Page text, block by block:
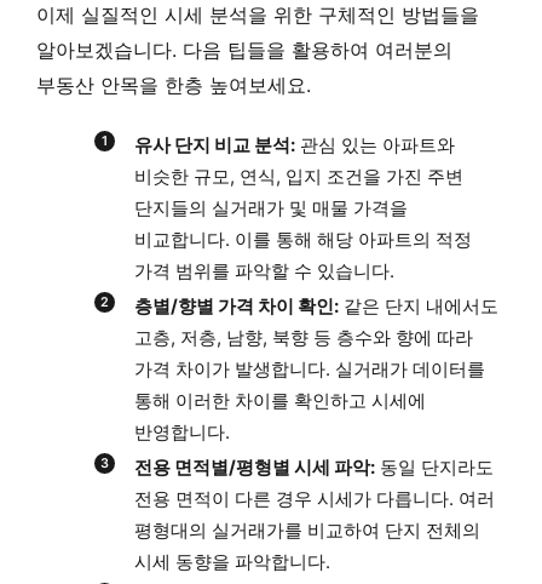
이제 실질적인 시세 분석을 위한 구체적인 방법들을
알아보겠습니다. 다음 팁들을 활용하여 여러분의
부동산 안목을 한층 높여보세요.
유사 단지 비교 분석: 관심 있는 아파트와
비슷한 규모, 연식, 입지 조건을 가진 주변
단지들의 실거래가 및 매물 가격을
비교합니다. 이를 통해 해당 아파트의 적정
가격 범위를 파악할 수 있습니다.
층별/향별 가격 차이 확인: 같은 단지 내에서도
고층, 저층, 남향, 북향 등 층수와 향에 따라
가격 차이가 발생합니다. 실거래가 데이터를
통해 이러한 차이를 확인하고 시세에
반영합니다.
전용 면적별/평형별 시세 파악: 동일 단지라도
전용 면적이 다른 경우 시세가 다릅니다. 여러
평형대의 실거래가를 비교하여 단지 전체의
시세 동향을 파악합니다.